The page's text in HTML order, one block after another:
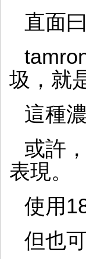
直面
圾，就
這種
或許
表現。
使用
但也